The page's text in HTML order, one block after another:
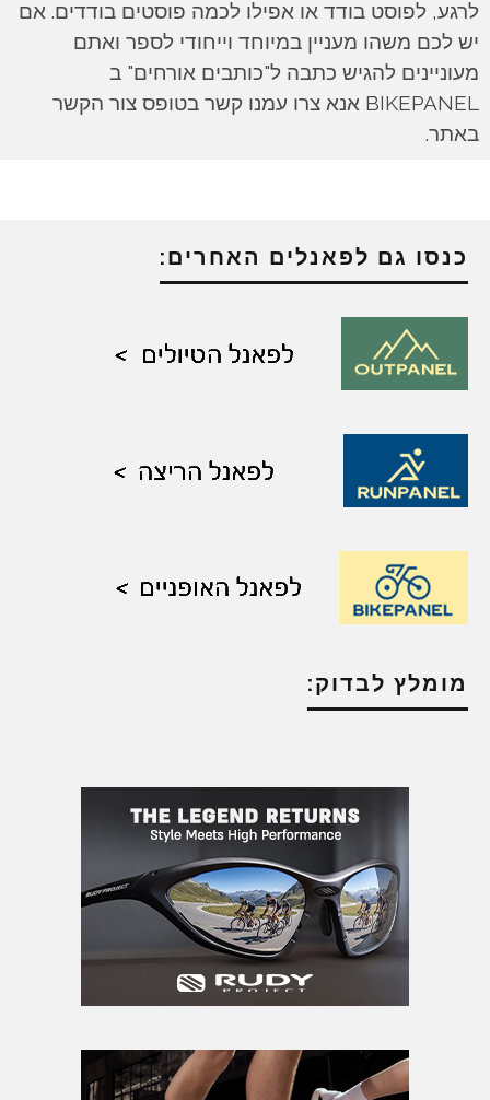
לרגע, לפוסט בודד או אפילו לכמה פוסטים בודדים. אם
יש לכם משהו מעניין במיוחד וייחודי לספר ואתם
מעוניינים להגיש כתבה ל"כותבים אורחים" ב
BIKEPANEL אנא צרו עמנו קשר בטופס צור הקשר
באתר.
כנסו גם לפאנלים האחרים:
מומלץ לבדוק: